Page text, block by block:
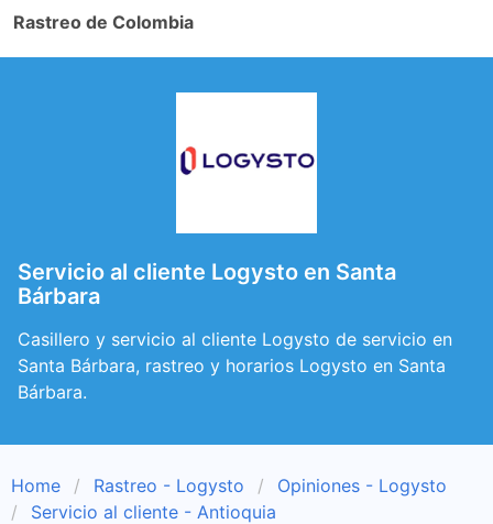
Rastreo de Colombia
Servicio al cliente Logysto en Santa
Bárbara
Casillero y servicio al cliente Logysto de servicio en
Santa Bárbara, rastreo y horarios Logysto en Santa
Bárbara.
Home Rastreo - Logysto
Opiniones - Logysto
Servicio al cliente - Antioquia